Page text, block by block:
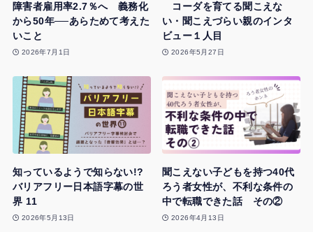
障害者雇用率2.7％へ 義務化
から50年──あらためて考えた
いこと
2026年7月1日
コーダを育てる聞こえな
い・聞こえづらい親のインタ
ビュー１人目
2026年5月27日
知っているようで知らない!?
バリアフリー日本語字幕の世
界 11
2026年5月13日
聞こえない子どもを持つ40代
ろう者女性が、不利な条件の
中で転職できた話 その②
2026年4月13日